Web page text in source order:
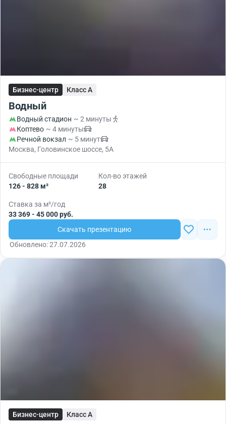
Бизнес-центр Класс A
Водный
Водный стадион ~ 2 минуты
Коптево ~ 4 минуты
Речной вокзал ~ 5 минут
Москва, Головинское шоссе, 5А
Свободные площади
126 - 828 м²
Кол-во этажей
28
Ставка за м²/год
33 369 - 45 000 руб.
Скачать презентацию
Обновлено: 27.07.2026
Бизнес-центр Класс A